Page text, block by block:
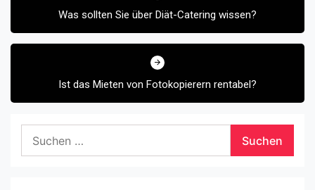
Was sollten Sie über Diät-Catering wissen?
Ist das Mieten von Fotokopierern rentabel?
nach: